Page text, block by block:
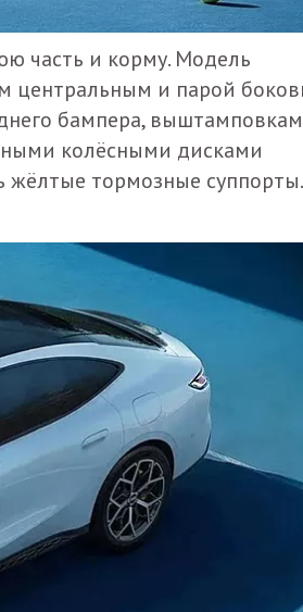
часть и корму. Модель
центральным и парой
бампера,
колёсными дисками
тормозные